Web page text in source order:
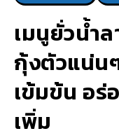
เมนูยั่วน้ำ
กุ้งตัวแน่น
เข้มข้น อร่
เพิ่ม